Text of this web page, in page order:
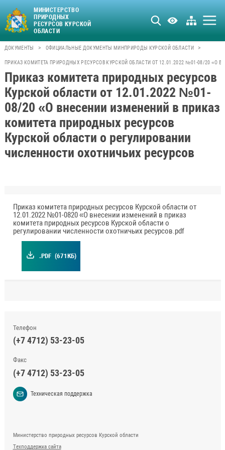
МИНИСТЕРСТВО
ПРИРОДНЫХ
РЕСУРСОВ КУРСКОЙ
ОБЛАСТИ
ДОКУМЕНТЫ > ОФИЦИАЛЬНЫЕ ДОКУМЕНТЫ МИНПРИРОДЫ КУРСКОЙ ОБЛАСТИ >
ПРИКАЗ КОМИТЕТА ПРИРОДНЫХ РЕСУРСОВ КУРСКОЙ ОБЛАСТИ ОТ 12.01.2022 №01-08/20
Приказ комитета природных ресурсов
Курской области от 12.01.2022 №01-
08/20 «О внесении изменений в приказ
комитета природных ресурсов
Курской области о регулировании
численности охотничьих ресурсов
Приказ комитета природных ресурсов Курской области от
12.01.2022 №01-0820 «О внесении изменений в приказ
комитета природных ресурсов Курской области о
регулировании численности охотничьих ресурсов.pdf
.PDF (671КБ)
Телефон
(+7 4712) 53-23-05
Факс
(+7 4712) 53-23-05
Техническая поддержка
Министерство природных ресурсов Курской области
Техподдержка сайта